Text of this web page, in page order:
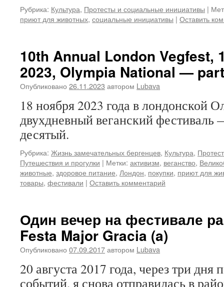
Рубрика: Культура, Протесты и социальные инициативы |
приют для животных, социальные инициативы | Оставить
10th Annual London Vegfest,
2023, Olympia National —
Опубликовано 26.11.2023 автором Lubava
18 ноября 2023 года в лондонской
двухдневный веганский
десятый.
Рубрика: Жизнь замечательных бергенцев, Культура,
Путешествия и прогулки | Метки: активизм, веганство,
животные, здоровое питание, Лондон, покупки, приют для
товары, фестивали | Оставить комментарий
Один вечер на фестивале
Festa Major Gracia (a)
Опубликовано 07.09.2017автором Lubava
20 августа 2017 года, через три дня
событий, я снова отправилась в